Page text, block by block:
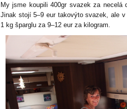
My jsme koupili 400gr svazek za
Jinak stojí 5–9 eur takovýto svazek, ale
1 kg šparglu za 9–12 eur za kilogram.